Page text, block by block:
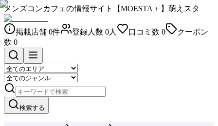
メンズコンカフェの情報サイト【MOESTA＋】萌えスタ
掲載店舗 0件 登録人数 0人 口コミ数 0
クーポン
数 0
検索する